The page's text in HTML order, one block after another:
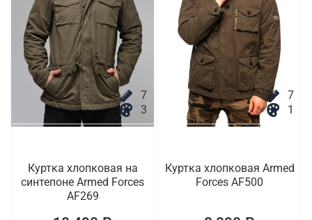
7
3
Куртка хлопковая на
синтепоне Armed Forces
AF269
7
1
Куртка хлопковая Armed
Forces AF500